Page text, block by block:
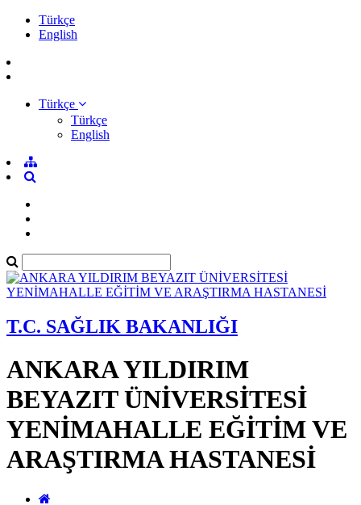
Türkçe
English
Türkçe
Türkçe
English
T.C. SAĞLIK BAKANLIĞI
ANKARA YILDIRIM
BEYAZIT ÜNİVERSİTESİ
YENİMAHALLE EĞİTİM VE
ARAŞTIRMA HASTANESİ